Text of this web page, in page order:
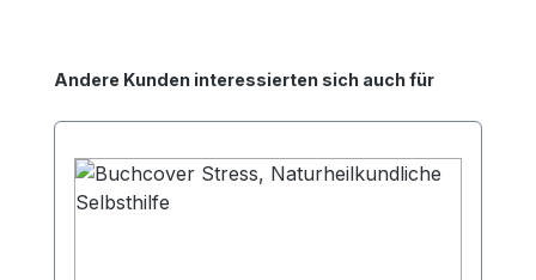
Produktgalerie überspringen
Andere Kunden interessierten sich auch für